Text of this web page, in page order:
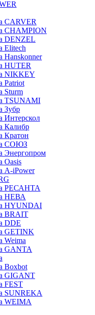
CARVER
CHAMPION
DENZEL
Elitech
Hanskonner
HUTER
NIKKEY
Patriot
Sturm
TSUNAMI
Зубр
Интерскол
Калибр
Кратон
СОЮЗ
Энергопром
Oasis
A-iPower
РЕСАНТА
НЕВА
HYUNDAI
BRAIT
DDE
GETINK
Weima
GANTA
Boxbot
GIGANT
FEST
SUNREKA
WEIMA